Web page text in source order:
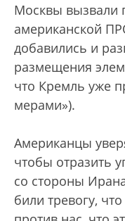
Москвы вызвали
американской
добавились и
размещения
что Кремль уже
мерами»).
Американцы
чтобы отразить
со стороны
били тревогу,